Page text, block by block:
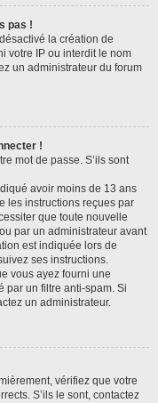
pas !
la création de
votre IP ou interdit le nom
un administrateur du forum
!
mot de passe. S’ils sont
avoir moins de 13 ans
les instructions reçues par
que toute nouvelle
par un administrateur avant
est indiquée lors de
ses instructions.
vous ayez fourni une
par un filtre anti-spam. Si
un administrateur.
vérifiez que votre
S’ils le sont, contactez